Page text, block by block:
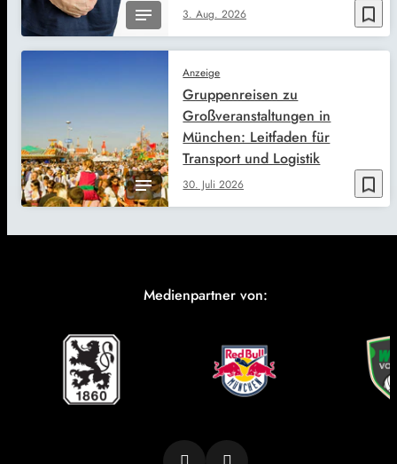
bookmark_border
3. Aug. 2026
bookmark_border
Anzeige
30. Juli 2026
Gruppenreisen zu
Großveranstaltungen in
München: Leitfaden für
Transport und Logistik
Medienpartner von: